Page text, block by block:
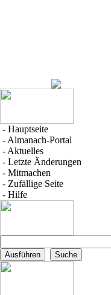
- Hauptseite
- Almanach-Portal
- Aktuelles
- Letzte Änderungen
- Mitmachen
- Zufällige Seite
- Hilfe